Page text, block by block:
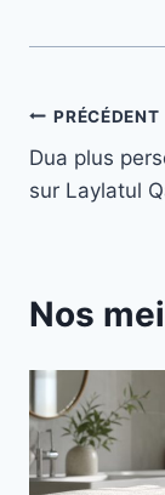
de
PRÉCÉDENT
Dua plus
sur Laylatul
Nos